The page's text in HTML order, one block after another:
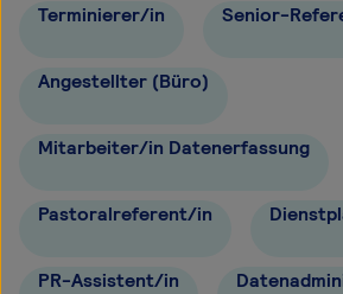
Terminierer/in Senior-
Angestellter (Büro)
Mitarbeiter/in Datenerfassung
Pastoralreferent/in
PR-Assistent/in